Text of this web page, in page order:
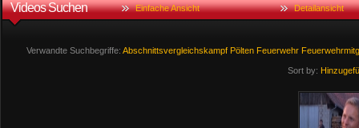
Videos Suchen Einfache Ansicht Detailansicht
Verwandte Suchbegriffe: Abschnittsvergleichskampf Pölten Feuerwehr
Sort by: